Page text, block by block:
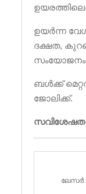
ഉയർന്ന
ദക്ഷത,
ബൾക്ക്
ജോലിക്ക്.
സവിശേഷത
ലേസർ